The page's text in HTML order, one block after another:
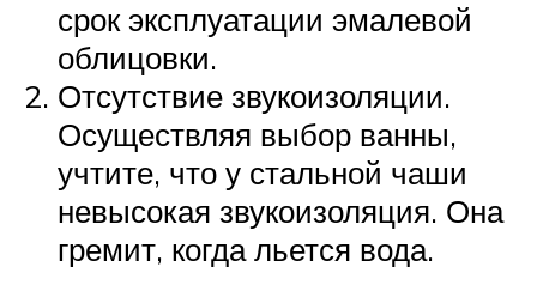
срок эксплуатации эмалевой
облицовки.
Отсутствие звукоизоляции.
Осуществляя выбор ванны,
учтите, что у стальной чаши
невысокая звукоизоляция. Она
гремит, когда льется вода.